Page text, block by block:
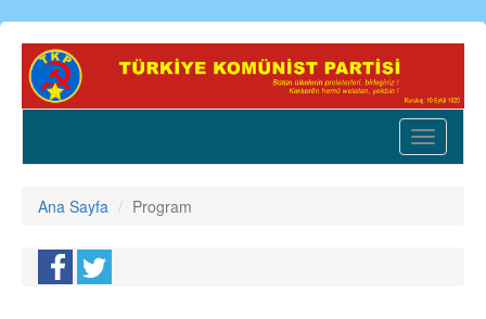
Ana
içeriğe
Toggle
Ana Sayfa Program